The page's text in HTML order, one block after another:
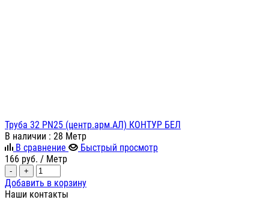
Труба 32 PN25 (центр.арм.АЛ) КОНТУР БЕЛ
В наличии : 28 Метр
В сравнение
Быстрый просмотр
166 руб. / Метр
- +
Добавить в корзину
Наши контакты